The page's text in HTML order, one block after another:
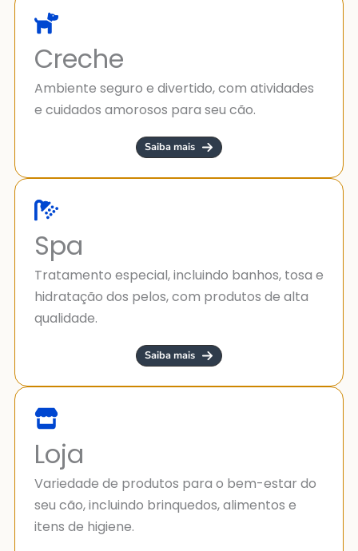
Creche
Ambiente seguro e divertido, com atividades
e cuidados amorosos para seu cão.
Saiba mais
Spa
Tratamento especial, incluindo banhos, tosa e
hidratação dos pelos, com produtos de alta
qualidade.
Saiba mais
Loja
Variedade de produtos para o bem-estar do
seu cão, incluindo brinquedos, alimentos e
itens de higiene.